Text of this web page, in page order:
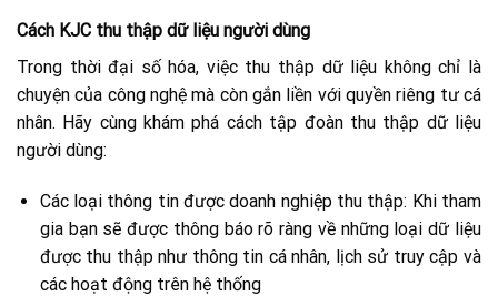
Cách KJC thu thập dữ liệu người dùng
Trong thời đại số hóa, việc thu thập dữ liệu không chỉ là
chuyện của công nghệ mà còn gắn liền với quyền riêng tư cá
nhân. Hãy cùng khám phá cách tập đoàn thu thập dữ liệu
người dùng:
Các loại thông tin được doanh nghiệp thu thập: Khi tham
gia bạn sẽ được thông báo rõ ràng về những loại dữ liệu
được thu thập như thông tin cá nhân, lịch sử truy cập và
các hoạt động trên hệ thống